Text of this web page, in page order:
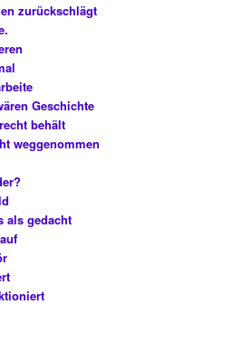
zurückschlägt
Geschichte
behält
weggenommen
als gedacht